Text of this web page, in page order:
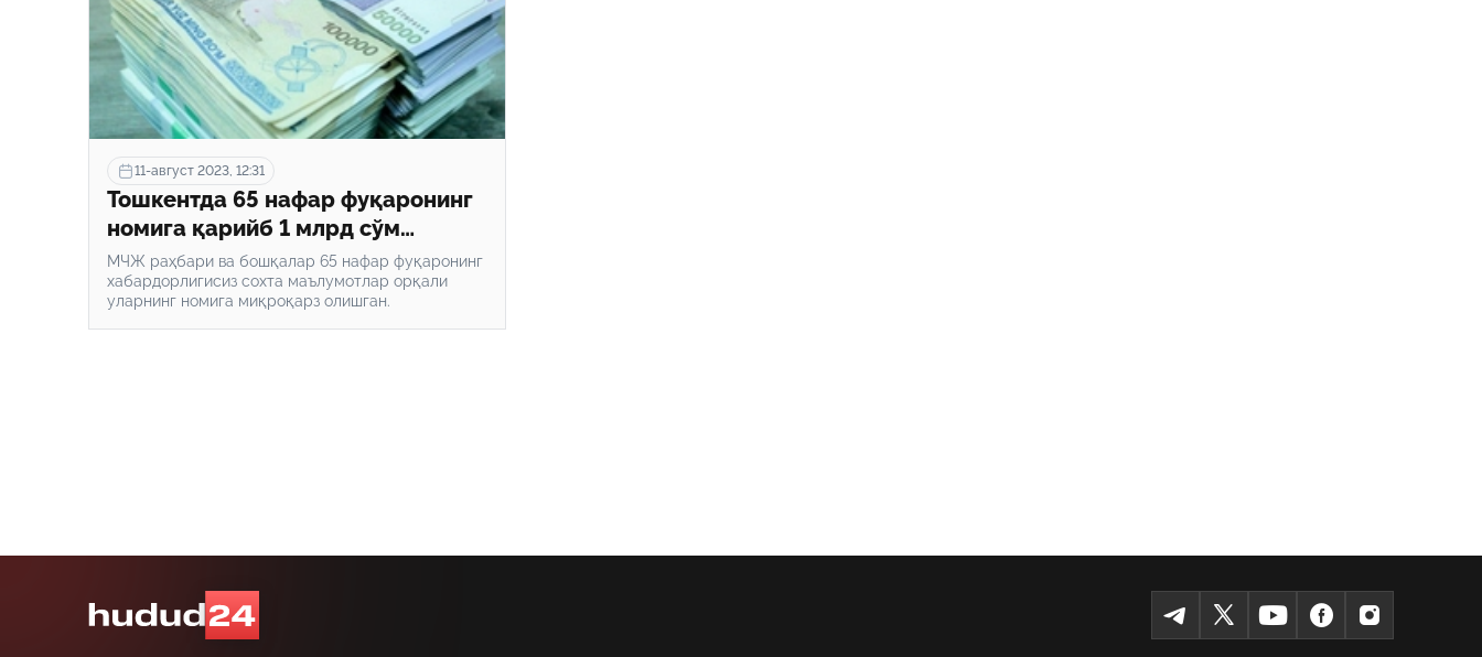
ва даромадлари миқдори қандай аниқланади?
Ушбу мақолада Hudud24.uz колумнисти
Муроджон Нажмиддинов шу сингари масалалар
хусусида сўз юритади.
11-август 2023, 12:31
Тошкентда 65 нафар фуқаронинг
номига қарийб 1 млрд сўм
миқроқарз олган фирибгарлар
ушланди
МЧЖ раҳбари ва бошқалар 65 нафар фуқаронинг
хабардорлигисиз сохта маълумотлар орқали
уларнинг номига миқроқарз олишган.